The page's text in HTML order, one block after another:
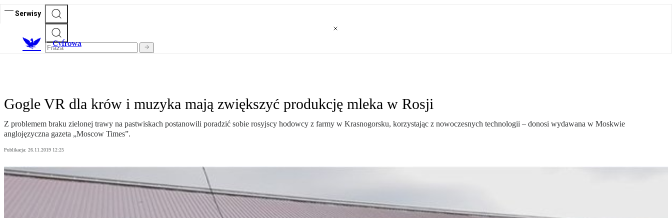
Serwisy
Cyfrowa
Gogle VR dla krów i muzyka mają zwiększyć produkcję mleka w Rosji
Z problemem braku zielonej trawy na pastwiskach postanowili poradzić sobie rosyjscy hodowcy z farmy w Krasnogorsku, korzystając z nowoczesnych technologii – donosi wydawana w Moskwie
anglojęzyczna gazeta „Moscow Times”.
Publikacja: 26.11.2019 12:25